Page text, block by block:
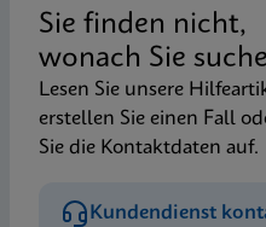
Sie finden nicht,
wonach Sie
Lesen Sie unsere
erstellen Sie einen Fall
Sie die Kontaktdaten auf.
Kundendienst